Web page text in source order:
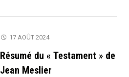
17 AOÛT 2024
Résumé du « Testament » de
Jean Meslier